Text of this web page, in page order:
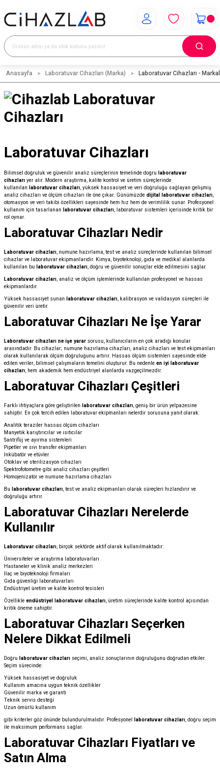
Anasayfa Laboratuvar Cihazları (Marka) Laboratuvar Cihazları -
Laboratuvar Cihazları
Bilimsel doğruluk ve güvenilir analiz süreçlerinin temelinde doğru laboratuvar
cihazları yer alır. Modern araştırma, kalite kontrol ve üretim süreçlerinde
kullanılan laboratuvar cihazları, yüksek hassasiyet ve veri doğruluğu sağlayan gelişmiş
analiz cihazları ve ölçüm cihazları ile öne çıkar. Günümüzde dijital laboratuvar cihazları,
otomasyon ve veri takibi özellikleri sayesinde hem hız hem de verimlilik sunar. Profesyonel
kullanım için tasarlanan laboratuvar cihazları, laboratuvar sistemleri içerisinde kritik bir
rol oynar.
Laboratuvar Cihazları Nedir
Laboratuvar cihazları, numune hazırlama, test ve analiz süreçlerinde kullanılan bilimsel
cihazlar ve laboratuvar ekipmanlarıdır. Kimya, biyoteknoloji, gıda ve medikal alanlarda
kullanılan bu laboratuvar cihazları, doğru ve güvenilir sonuçlar elde edilmesini sağlar.
Laboratuvar cihazları, analiz ve ölçüm işlemlerinde kullanılan profesyonel ve hassas
ekipmanlardır.
Yüksek hassasiyet sunan laboratuvar cihazları, kalibrasyon ve validasyon süreçleri ile
güvenilir veri üretir.
Laboratuvar Cihazları Ne İşe Yarar
Laboratuvar cihazları ne işe yarar sorusu, kullanıcıların en çok aradığı konular
arasındadır. Bu cihazlar; numune hazırlama cihazları, analiz cihazları ve test ekipmanları
olarak kullanılarak ölçüm doğruluğunu artırır. Hassas ölçüm sistemleri sayesinde elde
edilen veriler, bilimsel çalışmaların temelini oluşturur. Bu nedenle en iyi laboratuvar
cihazları, hem akademik hem endüstriyel alanlarda vazgeçilmezdir.
Laboratuvar Cihazları Çeşitleri
Farklı ihtiyaçlara göre geliştirilen laboratuvar cihazları, geniş bir ürün yelpazesine
sahiptir. En çok tercih edilen laboratuvar ekipmanları nelerdir sorusuna yanıt olarak:
Analitik teraziler hassas ölçüm cihazları
Manyetik karıştırıcılar ve ısıtıcılar
Santrifüj ve ayırma sistemleri
Pipetler ve sıvı transfer ekipmanları
İnkübatör ve etüvler
Otoklav ve sterilizasyon cihazları
Spektrofotometre gibi analiz cihazları çeşitleri
Homojenizatör ve numune hazırlama cihazları
Bu laboratuvar cihazları, test ve analiz ekipmanları olarak süreçleri hızlandırır ve
doğruluğu artırır.
Laboratuvar Cihazları Nerelerde
Kullanılır
Laboratuvar cihazları, birçok sektörde aktif olarak kullanılmaktadır:
Üniversiteler ve araştırma laboratuvarları
Hastaneler ve klinik analiz merkezleri
İlaç ve biyoteknoloji firmaları
Gıda güvenliği laboratuvarları
Endüstriyel üretim ve kalite kontrol tesisleri
Özellikle endüstriyel laboratuvar cihazları, üretim süreçlerinde kalite kontrol açısından
kritik öneme sahiptir.
Laboratuvar Cihazları Seçerken
Nelere Dikkat Edilmeli
Doğru laboratuvar cihazları seçimi, analiz sonuçlarının doğruluğunu doğrudan etkiler.
Seçim sürecinde:
Yüksek hassasiyet ve doğruluk
Kullanım amacına uygun teknik özellikler
Güvenilir marka ve garanti
Teknik servis desteği
Uzun ömürlü kullanım
gibi kriterler göz önünde bulundurulmalıdır. Profesyonel laboratuvar cihazları, doğru seçim
ile maksimum performans sağlar.
Laboratuvar Cihazları Fiyatları ve
Satın Alma